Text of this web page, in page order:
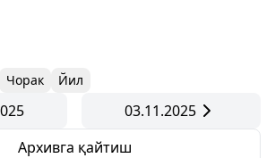
Чорак Йил
03.11.2025
Архивга қайтиш